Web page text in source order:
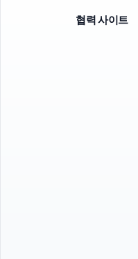
협력 사이트